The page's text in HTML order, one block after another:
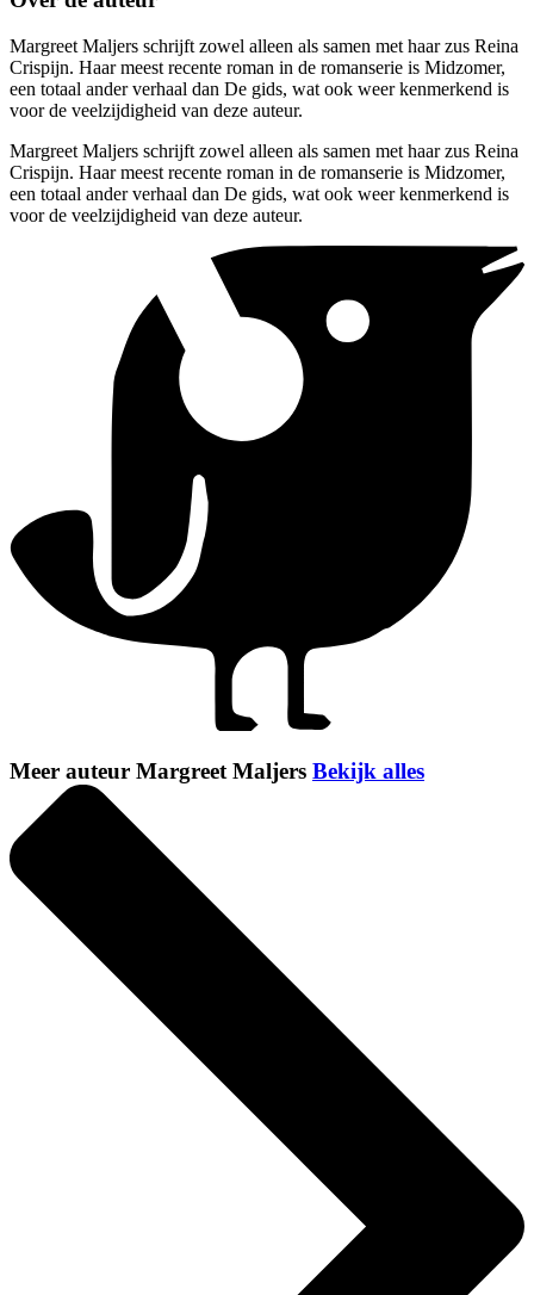
Margreet Maljers schrijft zowel alleen als samen met haar zus Reina
Crispijn. Haar meest recente roman in de romanserie is Midzomer,
een totaal ander verhaal dan De gids, wat ook weer kenmerkend is
voor de veelzijdigheid van deze auteur.
Margreet Maljers schrijft zowel alleen als samen met haar zus Reina
Crispijn. Haar meest recente roman in de romanserie is Midzomer,
een totaal ander verhaal dan De gids, wat ook weer kenmerkend is
voor de veelzijdigheid van deze auteur.
Meer auteur Margreet Maljers Bekijk alles